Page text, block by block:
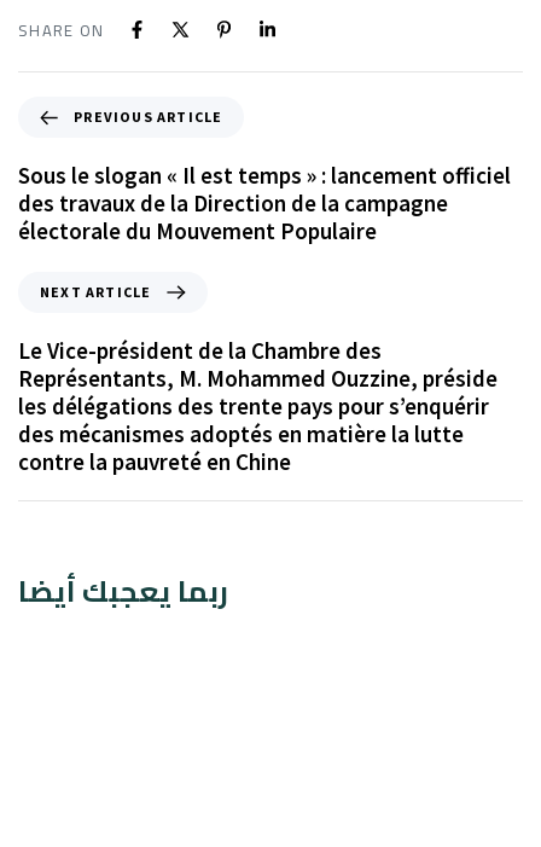
SHARE ON
PREVIOUS ARTICLE
Sous le slogan « Il est temps » : lancement officiel
des travaux de la Direction de la campagne
électorale du Mouvement Populaire
NEXT ARTICLE
Le Vice-président de la Chambre des
Représentants, M. Mohammed Ouzzine, préside
les délégations des trente pays pour s’enquérir
des mécanismes adoptés en matière la lutte
contre la pauvreté en Chine
ربما يعجبك أيضا